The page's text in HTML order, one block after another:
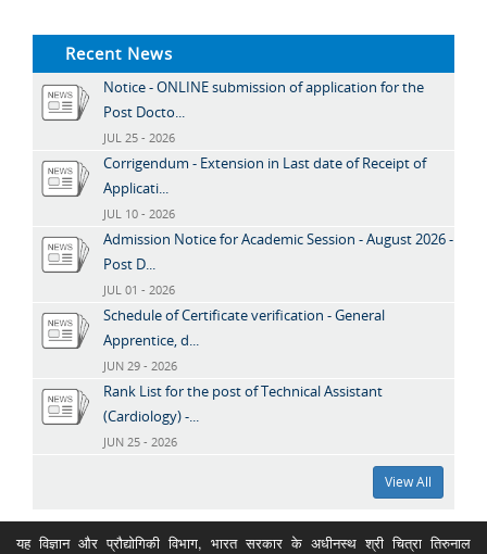
Recent News
Notice - ONLINE submission of application for the
Post Docto...
JUL 25 - 2026
Corrigendum - Extension in Last date of Receipt of
Applicati...
JUL 10 - 2026
Admission Notice for Academic Session - August 2026 -
Post D...
JUL 01 - 2026
Schedule of Certificate verification - General
Apprentice, d...
JUN 29 - 2026
Rank List for the post of Technical Assistant
(Cardiology) -...
JUN 25 - 2026
View All
यह विज्ञान और प्रौद्योगिकी विभाग, भारत सरकार के अधीनस्थ श्री चित्रा तिरुनाल